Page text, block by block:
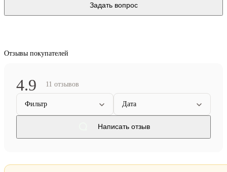
Задать вопрос
Отзывы покупателей
4.9 11 отзывов
Фильтр Дата
Написать отзыв